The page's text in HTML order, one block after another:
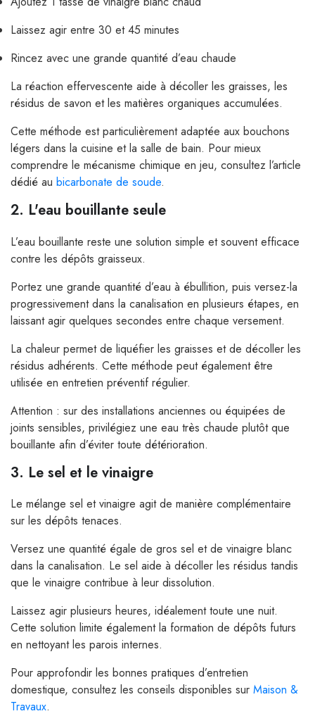
Laissez agir entre 30 et 45 minutes
Rincez avec une grande quantité d’eau chaude
La réaction effervescente aide à décoller les graisses, les
résidus de savon et les matières organiques accumulées.
Cette méthode est particulièrement adaptée aux bouchons
légers dans la cuisine et la salle de bain. Pour mieux
comprendre le mécanisme chimique en jeu, consultez l’article
dédié au bicarbonate de soude.
2. L'eau bouillante seule
L’eau bouillante reste une solution simple et souvent efficace
contre les dépôts graisseux.
Portez une grande quantité d’eau à ébullition, puis versez-la
progressivement dans la canalisation en plusieurs étapes, en
laissant agir quelques secondes entre chaque versement.
La chaleur permet de liquéfier les graisses et de décoller les
résidus adhérents. Cette méthode peut également être
utilisée en entretien préventif régulier.
Attention : sur des installations anciennes ou équipées de
joints sensibles, privilégiez une eau très chaude plutôt que
bouillante afin d’éviter toute détérioration.
3. Le sel et le vinaigre
Le mélange sel et vinaigre agit de manière complémentaire
sur les dépôts tenaces.
Versez une quantité égale de gros sel et de vinaigre blanc
dans la canalisation. Le sel aide à décoller les résidus tandis
que le vinaigre contribue à leur dissolution.
Laissez agir plusieurs heures, idéalement toute une nuit.
Cette solution limite également la formation de dépôts futurs
en nettoyant les parois internes.
Pour approfondir les bonnes pratiques d’entretien
domestique, consultez les conseils disponibles sur Maison &
Travaux.